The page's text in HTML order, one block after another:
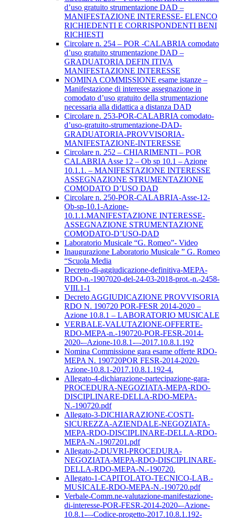
d’uso gratuito strumentazione DAD –
MANIFESTAZIONE INTERESSE- ELENCO
RICHIEDENTI E CORRISPONDENTI BENI
RICHIESTI
Circolare n. 254 – POR -CALABRIA comodato
d’uso gratuito strumentazione DAD –
GRADUATORIA DEFIN ITIVA
MANIFESTAZIONE INTERESSE
NOMINA COMMISSIONE esame istanze –
Manifestazione di interesse assegnazione in
comodato d’uso gratuito della strumentazione
necessaria alla didattica a distanza DAD
Circolare n. 253-POR-CALABRIA comodato-
d’uso-gratuito-strumentazione-DAD-
GRADUATORIA-PROVVISORIA-
MANIFESTAZIONE-INTERESSE
Circolare n. 252 – CHIARIMENTI – POR
CALABRIA Asse 12 – Ob sp 10.1 – Azione
10.1.1. – MANIFESTAZIONE INTERESSE
ASSEGNAZIONE STRUMENTAZIONE
COMODATO D’USO DAD
Circolare n. 250-POR-CALABRIA-Asse-12-
Ob-sp-10.1-Azione-
10.1.1.MANIFESTAZIONE INTERESSE-
ASSEGNAZIONE STRUMENTAZIONE
COMODATO-D’USO-DAD
Laboratorio Musicale “G. Romeo”- Video
Inaugurazione Laboratorio Musicale ” G. Romeo
“Scuola Media
Decreto-di-aggiudicazione-definitiva-MEPA-
RDO-n.-1907020-del-24-03-2018-prot.-n.-2458-
VIII.1-1
Decreto AGGIUDICAZIONE PROVVISORIA
RDO N. 190720 POR-FESR 2014-2020 –
Azione 10.8.1 – LABORATORIO MUSICALE
VERBALE-VALUTAZIONE-OFFERTE-
RDO-MEPA-n.-190720-POR-FESR-2014-
2020-–Azione-10.8.1-–-2017.10.8.1.192
Nomina Commissione gara esame offerte RDO-
MEPA N. 190720POR FESR-2014-2020-
Azione-10.8.1-2017.10.8.1.192-4.
Allegato-4-dichiarazione-partecipazione-gara-
PROCEDURA-NEGOZIATA-MEPA-RDO-
DISCIPLINARE-DELLA-RDO-MEPA-
N.-190720.pdf
Allegato-3-DICHIARAZIONE-COSTI-
SICUREZZA-AZIENDALE-NEGOZIATA-
MEPA-RDO-DISCIPLINARE-DELLA-RDO-
MEPA-N.-1907201.pdf
Allegato-2-DUVRI-PROCEDURA-
NEGOZIATA-MEPA-RDO-DISCIPLINARE-
DELLA-RDO-MEPA-N.-190720.
Allegato-1-CAPITOLATO-TECNICO-LAB.-
MUSICALE-RDO-MEPA-N.-190720.pdf
Verbale-Comm.ne-valutazione-manifestazione-
di-interesse-POR-FESR-2014-2020-–Azione-
10.8.1-–-Codice-progetto-2017.10.8.1.192-